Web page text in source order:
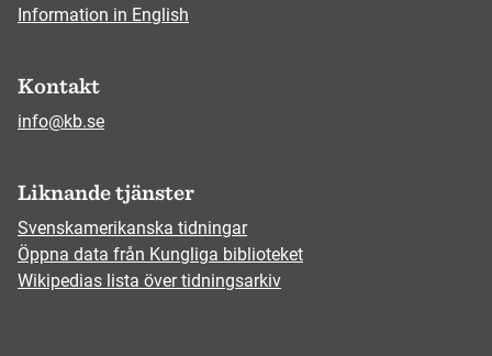
Information in English
Kontakt
info@kb.se
Liknande tjänster
Svenskamerikanska tidningar
Öppna data från Kungliga biblioteket
Wikipedias lista över tidningsarkiv